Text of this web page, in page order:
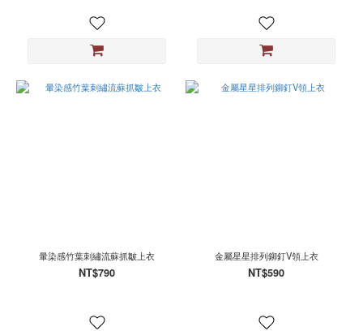
暈染感竹葉刺繡流蘇抓皺上衣
NT$790
金屬星星排列鉚釘V領上衣
NT$590